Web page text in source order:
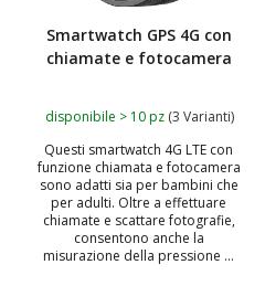
Smartwatch GPS 4G con
chiamate e fotocamera
disponibile > 10 pz (3 Varianti)
Questi smartwatch 4G LTE con
funzione chiamata e fotocamera
sono adatti sia per bambini che
per adulti. Oltre a effettuare
chiamate e scattare fotografie,
consentono anche la
misurazione della pressione ...